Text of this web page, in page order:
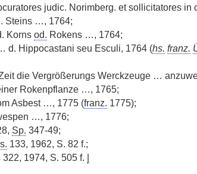
judic. Norimberg. et sollicitatores
Steins …, 1764;
Korns od. Rokens …, 1764;
d. Hippocastani seu Esculi, 1764 (hs. franz.
die Vergrößerungs Werckzeuge …
Rokenpflanze …, 1765;
Asbest …, 1775 (franz. 1775);
…, 1776;
Sp. 347-49;
133, 1962, S. 82 f.;
1974, S. 505 f.